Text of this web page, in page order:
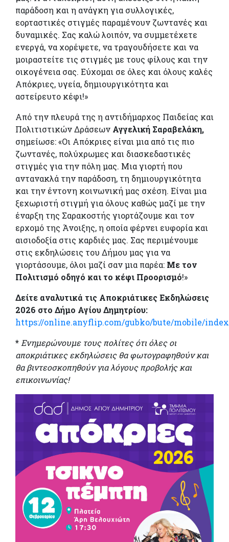
παράδοση και η ανάγκη για συλλογικές,
εορταστικές στιγμές παραμένουν ζωντανές και
δυναμικές. Σας καλώ λοιπόν, να συμμετέχετε
ενεργά, να χορέψετε, να τραγουδήσετε και να
μοιραστείτε τις στιγμές με τους φίλους και την
οικογένεια σας. Εύχομαι σε όλες και όλους καλές
Απόκριες, υγεία, δημιουργικότητα και
αστείρευτο κέφι!»
Από την πλευρά της η αντιδήμαρχος Παιδείας και
Πολιτιστικών Δράσεων Αγγελική Σαραβελάκη,
σημείωσε: «Οι Απόκριες είναι μια από τις πιο
ζωντανές, πολύχρωμες και διασκεδαστικές
στιγμές για την πόλη μας. Μια γιορτή που
αντανακλά την παράδοση, τη δημιουργικότητα
και την έντονη κοινωνική μας σχέση. Είναι μια
ξεχωριστή στιγμή για όλους καθώς μαζί με την
έναρξη της Σαρακοστής γιορτάζουμε και τον
ερχομό της Άνοιξης, η οποία φέρνει ευφορία και
αισιοδοξία στις καρδιές μας. Σας περιμένουμε
στις εκδηλώσεις του Δήμου μας για να
γιορτάσουμε, όλοι μαζί σαν μια παρέα: Με τον
Πολιτισμό οδηγό και το κέφι Προορισμό!»
Δείτε αναλυτικά τις Αποκριάτικες Εκδηλώσεις
2026 στο Δήμο Αγίου Δημητρίου:
https://online.anyflip.com/gubko/bute/mobile/
* Ενημερώνουμε τους πολίτες ότι όλες οι
αποκριάτικες εκδηλώσεις θα φωτογραφηθούν και
θα βιντεοσκοπηθούν για λόγους προβολής και
επικοινωνίας!